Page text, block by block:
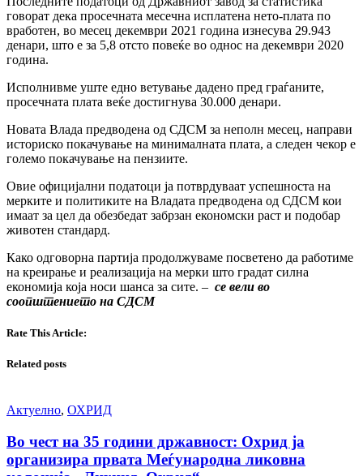
говорат дека просечната месечна исплатена нето-плата по
вработен, во месец декември 2021 година изнесува 29.943
денари, што е за 5,8 отсто повеќе во однос на декември 2020
година.
Исполнивме уште едно ветување дадено пред граѓаните,
просечната плата веќе достигнува 30.000 денари.
Новата Влада предводена од СДСМ за неполн месец, направи
историско покачување на минималната плата, а следен чекор е
големо покачување на пензиите.
Овие официјални податоци ја потврдуваат успешноста на
мерките и политиките на Владата предводена од СДСМ кои
имаат за цел да обезбедат забрзан економски раст и подобар
животен стандард.
Како одговорна партија продолжуваме посветено да работиме
на креирање и реализација на мерки што градат силна
економија која носи шанса за сите. – се вели во
соопштението на СДСМ
Rate This Article:
Related posts
Актуелно, ОХРИД
Во чест на 35 години државност: Охрид ја
организира првата Меѓународна ликовна